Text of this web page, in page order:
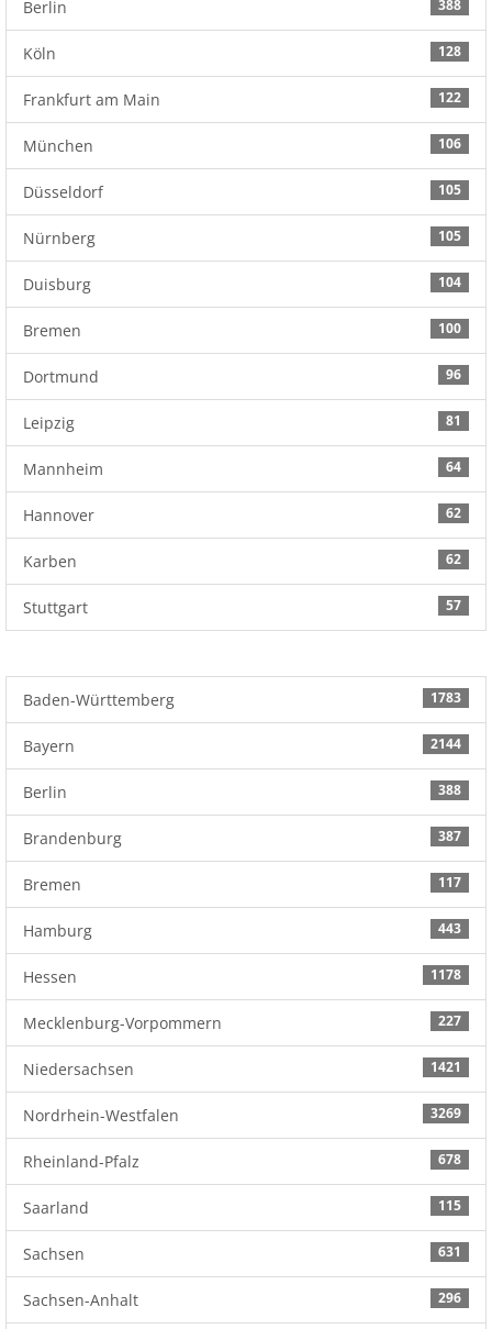
388
Berlin
128
Köln
122
Frankfurt am Main
106
München
105
Düsseldorf
105
Nürnberg
104
Duisburg
100
Bremen
96
Dortmund
81
Leipzig
64
Mannheim
62
Hannover
62
Karben
57
Stuttgart
1783
Baden-Württemberg
2144
Bayern
388
Berlin
387
Brandenburg
117
Bremen
443
Hamburg
1178
Hessen
227
Mecklenburg-Vorpommern
1421
Niedersachsen
3269
Nordrhein-Westfalen
678
Rheinland-Pfalz
115
Saarland
631
Sachsen
296
Sachsen-Anhalt